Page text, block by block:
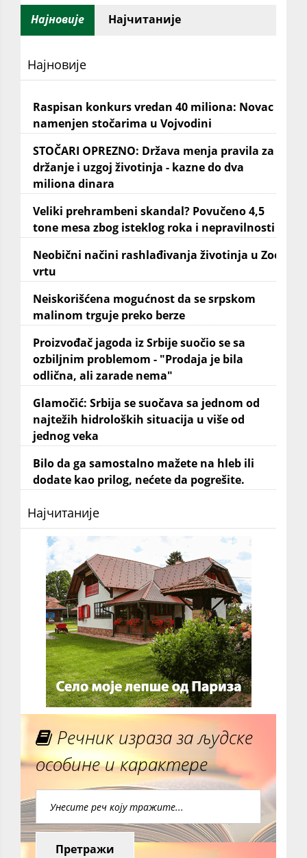
Најновије Најчитаније
Најновије
Raspisan konkurs vredan 40 miliona: Novac
namenjen stočarima u Vojvodini
STOČARI OPREZNO: Država menja pravila za
držanje i uzgoj životinja - kazne do dva
miliona dinara
Veliki prehrambeni skandal? Povučeno 4,5
tone mesa zbog isteklog roka i nepravilnosti
Neobični načini rashlađivanja životinja u Zoo
vrtu
Neiskorišćena mogućnost da se srpskom
malinom trguje preko berze
Proizvođač jagoda iz Srbije suočio se sa
ozbiljnim problemom - "Prodaja je bila
odlična, ali zarade nema"
Glamočić: Srbija se suočava sa jednom od
najtežih hidroloških situacija u više od
jednog veka
Bilo da ga samostalno mažete na hleb ili
dodate kao prilog, nećete da pogrešite.
Најчитаније
Речник израза за људске
особине и карактере
Претражи